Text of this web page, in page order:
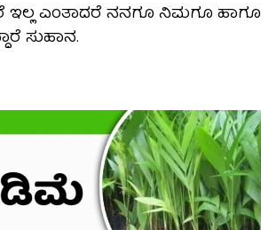
ಎಂತಾದರೆ ನನಗೂ ನಿಮಗೂ ಹಾಗೂ
ಸುಹಾನ.